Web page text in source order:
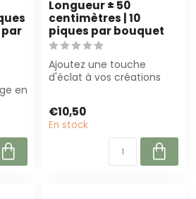
en
Longueur ± 50
centimètres | 10
piques par bouquet
Ajoutez une touche
d'éclat à vos créations
€10,50
En stock